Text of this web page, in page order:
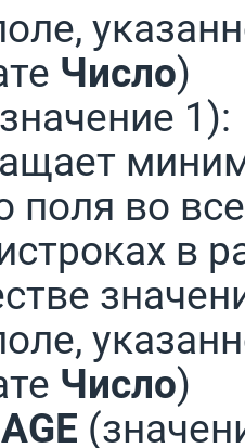
Число)
1):
поля во
в
Число)